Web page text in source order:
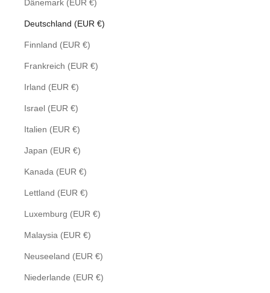
Dänemark (EUR €)
Deutschland (EUR €)
Finnland (EUR €)
Frankreich (EUR €)
Irland (EUR €)
Israel (EUR €)
Italien (EUR €)
Japan (EUR €)
Kanada (EUR €)
Lettland (EUR €)
Luxemburg (EUR €)
Malaysia (EUR €)
Neuseeland (EUR €)
Niederlande (EUR €)